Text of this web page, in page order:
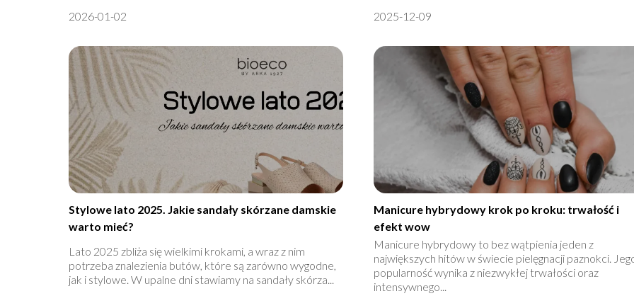
2026-01-02
2025-12-09
Stylowe lato 2025. Jakie sandały skórzane damskie
warto mieć?
Lato 2025 zbliża się wielkimi krokami, a wraz z nim
potrzeba znalezienia butów, które są zarówno wygodne,
jak i stylowe. W upalne dni stawiamy na sandały skórza...
Manicure hybrydowy krok po kroku: trwałość i
efekt wow
Manicure hybrydowy to bez wątpienia jeden z
największych hitów w świecie pielęgnacji paznokci.
popularność wynika z niezwykłej trwałości oraz
intensywnego...